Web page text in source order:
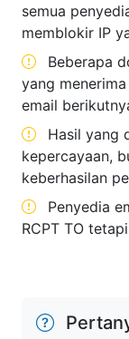
semua
memblokir IP
Beberapa
yang
email
Hasil yang
kepercayaan,
keberhasilan
Penyedia
RCPT TO